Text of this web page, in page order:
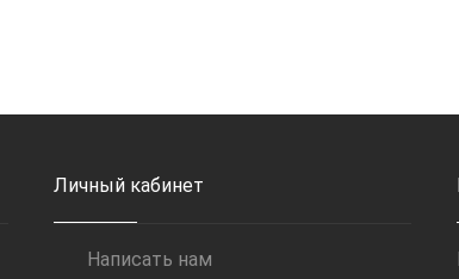
Личный кабинет
Написать нам